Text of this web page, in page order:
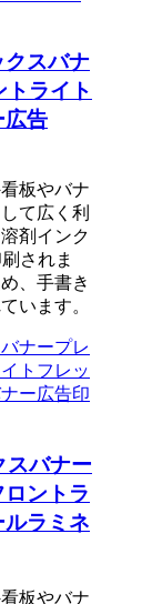
クスバナ
ライト
広告
板やバナ
て広く利
剤インク
されま
、手書き
います。
スバナー
ントラ
ラミネ
板やバナ